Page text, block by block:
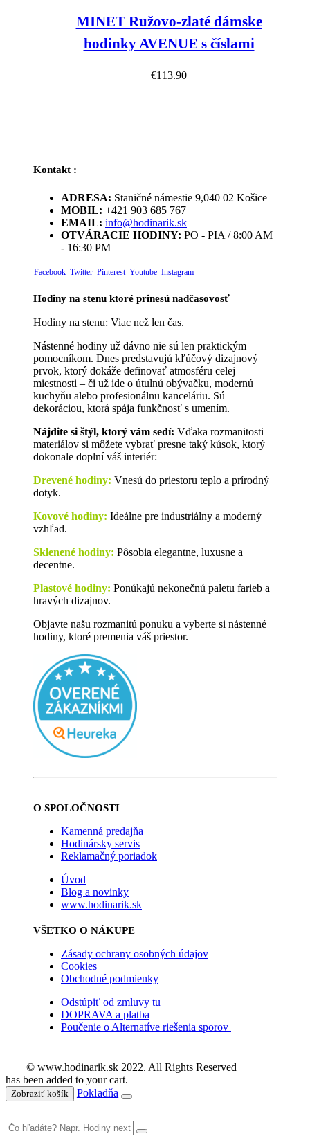
MINET Ružovo-zlaté dámske
hodinky AVENUE s číslami
€113.90
Kontakt :
ADRESA: Staničné námestie 9,040 02 Košice
MOBIL: +421 903 685 767
EMAIL: info@hodinarik.sk
OTVÁRACIE HODINY: PO - PIA / 8:00 AM
- 16:30 PM
Facebook Twitter Pinterest Youtube Instagram
Hodiny na stenu ktoré prinesú nadčasovosť
Hodiny na stenu: Viac než len čas.
Nástenné hodiny už dávno nie sú len praktickým
pomocníkom. Dnes predstavujú kľúčový dizajnový
prvok, ktorý dokáže definovať atmosféru celej
miestnosti – či už ide o útulnú obývačku, modernú
kuchyňu alebo profesionálnu kanceláriu. Sú
dekoráciou, ktorá spája funkčnosť s umením.
Nájdite si štýl, ktorý vám sedí: Vďaka rozmanitosti
materiálov si môžete vybrať presne taký kúsok, ktorý
dokonale doplní váš interiér:
Drevené hodiny: Vnesú do priestoru teplo a prírodný
dotyk.
Kovové hodiny: Ideálne pre industriálny a moderný
vzhľad.
Sklenené hodiny: Pôsobia elegantne, luxusne a
decentne.
Plastové hodiny: Ponúkajú nekonečnú paletu farieb a
hravých dizajnov.
Objavte našu rozmanitú ponuku a vyberte si nástenné
hodiny, ktoré premenia váš priestor.
O SPOLOČNOSTI
Kamenná predajňa
Hodinársky servis
Reklamačný poriadok
Úvod
Blog a novinky
www.hodinarik.sk
VŠETKO O NÁKUPE
Zásady ochrany osobných údajov
Cookies
Obchodné podmienky
Odstúpiť od zmluvy tu
DOPRAVA a platba
Poučenie o Alternatíve riešenia sporov
© www.hodinarik.sk 2022. All Rights Reserved
has been added to your cart.
Zobraziť košík Pokladňa